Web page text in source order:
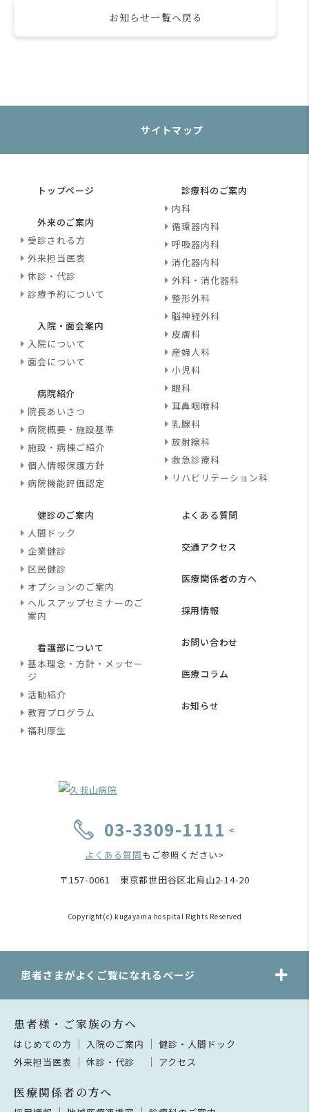
お知らせ一覧へ戻る
サイトマップ
トップページ
外来のご案内
受診される方
外来担当医表
休診・代診
診療予約について
入院・面会案内
入院について
面会について
病院紹介
院長あいさつ
病院概要・施設基準
施設・病棟ご紹介
個人情報保護方針
病院機能評価認定
診療科のご案内
内科
循環器内科
呼吸器内科
消化器内科
外科・消化器科
整形外科
脳神経外科
皮膚科
産婦人科
小児科
眼科
耳鼻咽喉科
乳腺科
放射線科
救急診療科
リハビリテーション科
健診のご案内
人間ドック
企業健診
区民健診
オプションのご案内
ヘルスアップセミナーのご
案内
看護部について
基本理念・方針・メッセー
ジ
活動紹介
教育プログラム
福利厚生
よくある質問
交通アクセス
医療関係者の方へ
採用情報
お問い合わせ
医療コラム
お知らせ
03-3309-1111 <
よくある質問もご参照ください>
〒157-0061 東京都世田谷区北烏山2-14-20
Copyright(c) kugayama hospital Rights Reserved
患者さまがよくご覧になれるページ
患者様・ご家族の方へ
はじめての方 入院のご案内
健診・人間ドック
外来担当医表
休診・代診 アクセス
医療関係者の方へ